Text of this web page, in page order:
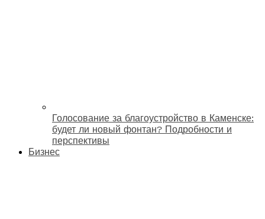
Голосование за благоустройство в Каменске:
будет ли новый фонтан? Подробности и
перспективы
Бизнес